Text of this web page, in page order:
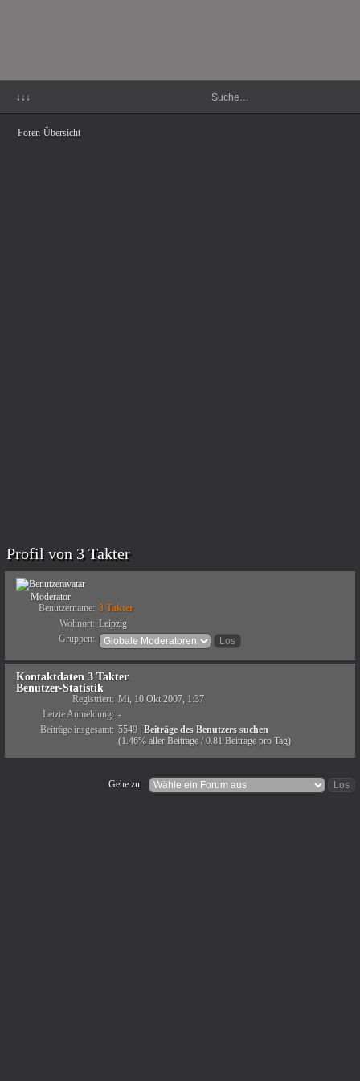
↓↓↓
Foren-Übersicht
Profil von 3 Takter
Moderator
Benutzername: 3 Takter
Wohnort: Leipzig
Gruppen:
Kontaktdaten 3 Takter
Benutzer-Statistik
Registriert: Mi, 10 Okt 2007, 1:37
Letzte Anmeldung: -
Beiträge insgesamt: 5549 |Beiträge des Benutzers suchen
(1.46% aller Beiträge / 0.81 Beiträge pro Tag)
Gehe zu: